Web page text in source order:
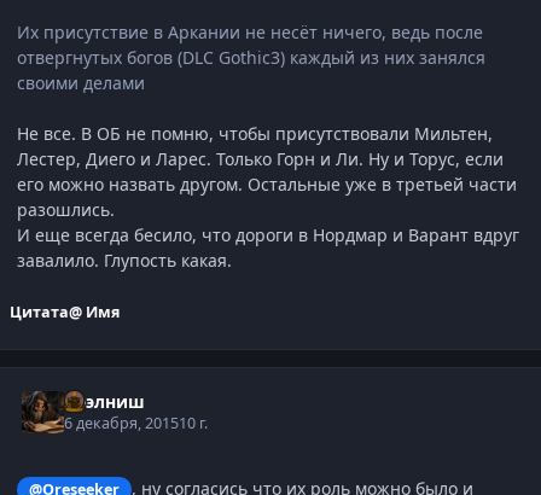
Их присутствие в Аркании не несёт ничего, ведь после
отвергнутых богов (DLC Gothic3) каждый из них занялся
своими делами
Не все. В ОБ не помню, чтобы присутствовали Мильтен,
Лестер, Диего и Ларес. Только Горн и Ли. Ну и Торус, если
его можно назвать другом. Остальные уже в третьей части
разошлись.
И еще всегда бесило, что дороги в Нордмар и Варант вдруг
завалило. Глупость какая.
Цитата@ Имя
Нээлниш
6 декабря, 201510 г.
@Oreseeker
, ну согласись что их роль можно было и